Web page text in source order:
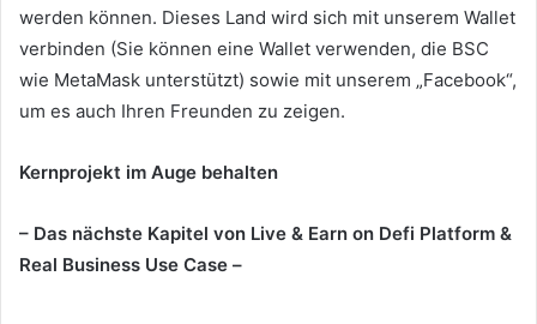
werden können. Dieses Land wird sich mit unserem Wallet
verbinden (Sie können eine Wallet verwenden, die BSC
wie MetaMask unterstützt) sowie mit unserem „Facebook“,
um es auch Ihren Freunden zu zeigen.
Kernprojekt im Auge behalten
– Das nächste Kapitel von Live & Earn on Defi Platform &
Real Business Use Case –